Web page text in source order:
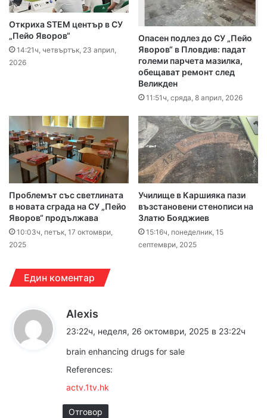
Откриха STEM център в СУ
„Пейо Яворов“
14:21ч, четвъртък, 23 април,
2026
Опасен подлез до СУ „Пейо
Яворов“ в Пловдив: падат
големи парчета мазилка,
обещават ремонт след
Великден
11:51ч, сряда, 8 април, 2026
Проблемът със светлината
в новата сграда на СУ „Пейо
Яворов“ продължава
10:03ч, петък, 17 октомври,
2025
Училище в Каршияка пази
възстановени стенописи на
Златю Бояджиев
15:16ч, понеделник, 15
септември, 2025
Един коментар
Alexis
а
:
23:22ч, неделя, 26 октомври, 2025 в 23:22ч
brain enhancing drugs for sale
References:
actv.1tv.hk
Отговор